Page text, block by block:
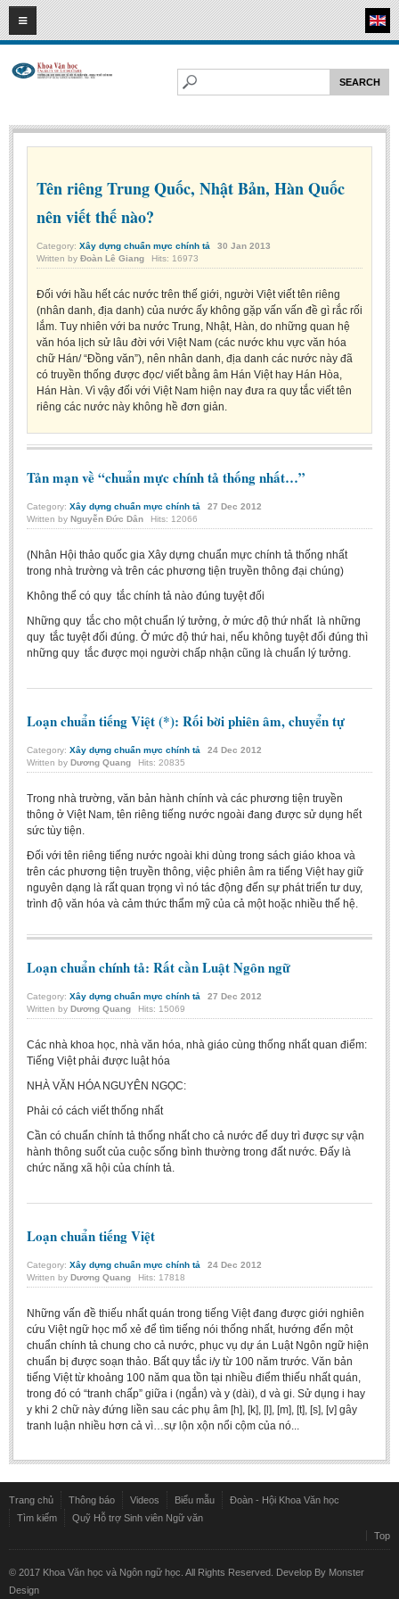
08 2026
HOME
Faculty of Literature
Department of Vietnamese Literature
Department of Literary Theory and Criticism
Department of Sinology-Nom Studies
Department of Arts Studies
Center of Sinology and Nom Studies
Images - Events
ACADEMIC
Undergraduate: Regular Degree
Sinology & Nom
Linguistics
Vietnamese Folk Culture
Literary Theory & Criticism
Theater and Film
Culture - History - Philosophy
BA, MA, PhD. Theses
CONFERENCE
Studies on Vietnamese and Korean Literature and Films
Modernization process in Japanese literature and in the literatures of
Perspective
80 Years of New Poetry and the Self-Reliant Literary Group
ALUMNI
Scholarship Fund
Calligraphy Club
Tên riêng Trung Quốc, Nhật Bản, Hàn Quốc
nên viết thế nào?
Category: Xây dựng chuẩn mực chính tả 30 Jan 2013
Written by Đoàn Lê Giang Hits: 16973
Đối với hầu hết các nước trên thế giới, người Việt viết tên riêng
(nhân danh, địa danh) của nước ấy không gặp vấn vấn đề gì rắc rối
lắm. Tuy nhiên với ba nước Trung, Nhật, Hàn, do những quan hệ
văn hóa lịch sử lâu đời với Việt Nam (các nước khu vực văn hóa
chữ Hán/ “Đồng văn”), nên nhân danh, địa danh các nước này đã
có truyền thống được đọc/ viết bằng âm Hán Việt hay Hán Hòa,
Hán Hàn. Vì vậy đối với Việt Nam hiện nay đưa ra quy tắc viết tên
riêng các nước này không hề đơn giản.
Tản mạn về “chuẩn mực chính tả thống nhất…”
Category: Xây dựng chuẩn mực chính tả 27 Dec 2012
Written by Nguyễn Đức Dân Hits: 12066
(Nhân Hội thảo quốc gia Xây dựng chuẩn mực chính tả thống nhất
trong nhà trường và trên các phương tiện truyền thông đại chúng)
Không thể có quy tắc chính tả nào đúng tuyệt đối
Những quy tắc cho một chuẩn lý tưởng, ở mức độ thứ nhất là những
quy tắc tuyệt đối đúng. Ở mức độ thứ hai, nếu không tuyệt đối đúng thì
những quy tắc được mọi người chấp nhận cũng là chuẩn lý tưởng.
Loạn chuẩn tiếng Việt (*): Rối bời phiên âm, chuyển tự
Category: Xây dựng chuẩn mực chính tả 24 Dec 2012
Written by Dương Quang Hits: 20835
Trong nhà trường, văn bản hành chính và các phương tiện truyền
thông ở Việt Nam, tên riêng tiếng nước ngoài đang được sử dụng hết
sức tùy tiện.
Đối với tên riêng tiếng nước ngoài khi dùng trong sách giáo khoa và
trên các phương tiện truyền thông, việc phiên âm ra tiếng Việt hay giữ
nguyên dạng là rất quan trọng vì nó tác động đến sự phát triển tư duy,
trình độ văn hóa và cảm thức thẩm mỹ của cả một hoặc nhiều thế hệ.
Loạn chuẩn chính tả: Rất cần Luật Ngôn ngữ
Category: Xây dựng chuẩn mực chính tả 27 Dec 2012
Written by Dương Quang Hits: 15069
Các nhà khoa học, nhà văn hóa, nhà giáo cùng thống nhất quan điểm:
Tiếng Việt phải được luật hóa
NHÀ VĂN HÓA NGUYÊN NGỌC:
Phải có cách viết thống nhất
Cần có chuẩn chính tả thống nhất cho cả nước để duy trì được sự vận
hành thông suốt của cuộc sống bình thường trong đất nước. Đấy là
chức năng xã hội của chính tả.
Loạn chuẩn tiếng Việt
Category: Xây dựng chuẩn mực chính tả 24 Dec 2012
Written by Dương Quang Hits: 17818
Những vấn đề thiếu nhất quán trong tiếng Việt đang được giới nghiên
cứu Việt ngữ học mổ xẻ để tìm tiếng nói thống nhất, hướng đến một
chuẩn chính tả chung cho cả nước, phục vụ dự án Luật Ngôn ngữ hiện
chuẩn bị được soạn thảo. Bất quy tắc i/y từ 100 năm trước. Văn bản
tiếng Việt từ khoảng 100 năm qua tồn tại nhiều điểm thiếu nhất quán,
trong đó có “tranh chấp” giữa i (ngắn) và y (dài), d và gi. Sử dụng i hay
y khi 2 chữ này đứng liền sau các phụ âm [h], [k], [l], [m], [t], [s], [v] gây
tranh luận nhiều hơn cả vì…sự lộn xộn nổi cộm của nó...
Trang chủ Thông báo Videos Biểu mẫu
Đoàn - Hội Khoa Văn học
Tìm kiếm
Quỹ Hỗ trợ Sinh viên Ngữ văn
Top
© 2017 Khoa Văn học và Ngôn ngữ học. All Rights Reserved. Develop By Monster
Design